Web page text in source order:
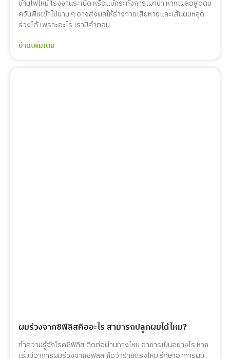
บ้านไฟไหม้ โรงงานระเบิด หรือแม้กระทั่งการเผาป่า หากเผลอสูดดม
ควันพิษเข้าไปนาน ๆ อาจส่งผลให้ร่างกายเสียหายและเส้นผมหลุด
ร่วงได้ เพราะอะไร เรามีคำตอบ
อ่านเพิ่มเติม
ผมร่วงจากซิฟิลิสคืออะไร สามารถปลูกผมได้ไหม?
ทำความรู้จักโรคซิฟิลิส ติดต่อผ่านทางไหน อาการเป็นอย่างไร หาก
เริ่มมีอาการผมร่วงจากซิฟิลิส ถือว่าร้ายแรงไหม รักษาอาการผม